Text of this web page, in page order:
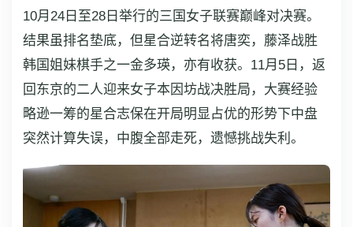
10月24日至28日举行的三国女子联赛巅峰对决赛。
结果虽排名垫底，但星合逆转名将唐奕，藤泽战胜
韩国姐妹棋手之一金多瑛，亦有收获。11月5日，返
回东京的二人迎来女子本因坊战决胜局，大赛经验
略逊一筹的星合志保在开局明显占优的形势下中盘
突然计算失误，中腹全部走死，遗憾挑战失利。